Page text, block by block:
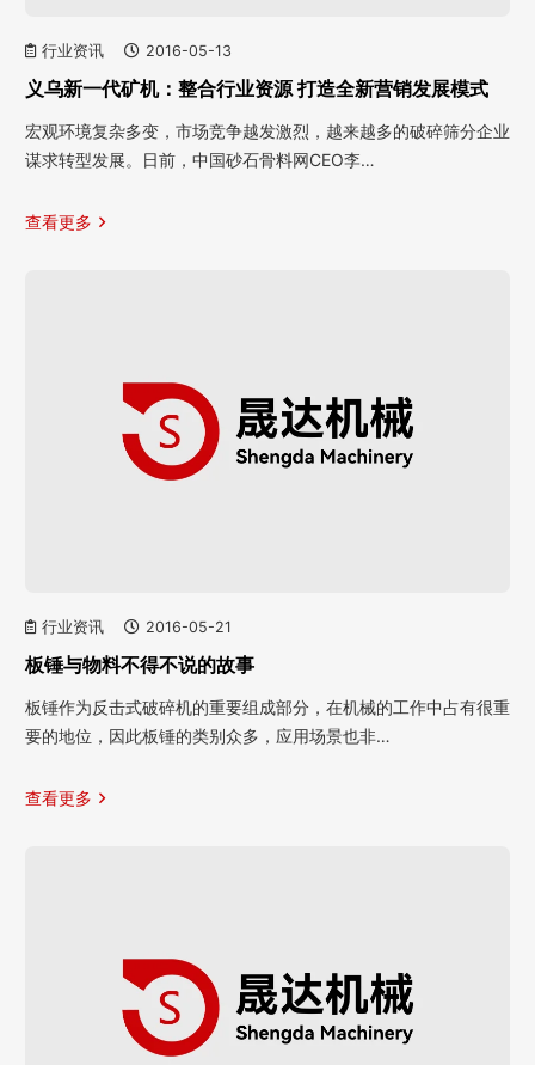
行业资讯 2016-05-13
义乌新一代矿机：整合行业资源 打造全新营销发展模式
宏观环境复杂多变，市场竞争越发激烈，越来越多的破碎筛分企业
谋求转型发展。日前，中国砂石骨料网CEO李…
查看更多
行业资讯 2016-05-21
板锤与物料不得不说的故事
板锤作为反击式破碎机的重要组成部分，在机械的工作中占有很重
要的地位，因此板锤的类别众多，应用场景也非…
查看更多